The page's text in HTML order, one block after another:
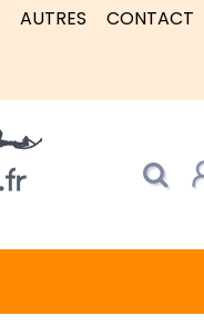
AUTRES
CONTACT